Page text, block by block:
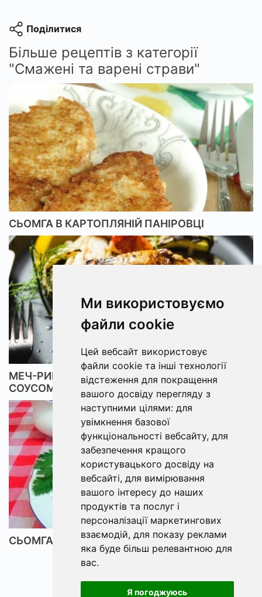
Ми використовуємо
файли cookie
Цей вебсайт використовує
файли cookie та інші технології
відстеження для покращення
вашого досвіду перегляду з
наступними цілями: для
увімкнення базової
функціональності вебсайту, для
забезпечення кращого
користувацького досвіду на
вебсайті, для вимірювання
вашого інтересу до наших
продуктів та послуг і
персоналізації маркетингових
взаємодій, для показу реклами
яка буде більш релевантною для
вас.
Я погоджуюсь
Поділитися
Більше рецептів з категорії
"Смажені та варені страви"
СЬОМГА В КАРТОПЛЯНІЙ ПАНІРОВЦІ
МЕЧ-РИБА НА ГРИЛІ З ЛИМОННО-МАСЛЯНИМ
СОУСОМ
СЬОМГА У ВЕРШКОВО-ІКОРНОМУ СОУСІ